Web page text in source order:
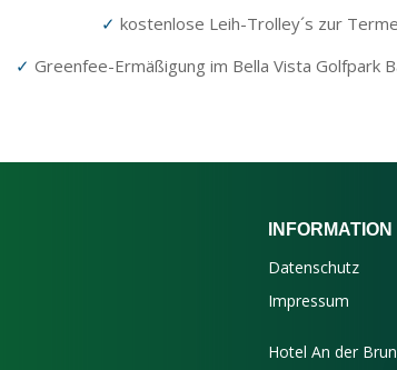
✓ kostenlose Leih-Trolley´s zur Terme
✓ Greenfee-Ermäßigung im Bella Vista Golfpark
INFORMATION
Datenschutz
Impressum
Hotel An der